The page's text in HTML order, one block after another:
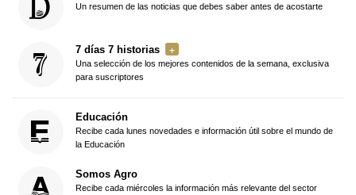
Un resumen de las noticias que debes saber antes de acostarte
7 días 7 historias
Una selección de los mejores contenidos de la semana, exclusiva
para suscriptores
Educación
Recibe cada lunes novedades e información útil sobre el mundo de
la Educación
Somos Agro
Recibe cada miércoles la información más relevante del sector